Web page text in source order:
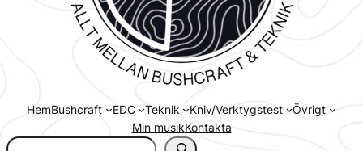
HemBushcraft EDC Teknik Kniv/Verktygstest
Övrigt
Min musikKontakta
www.urbanfjellstrom.se/jamforelselistan/